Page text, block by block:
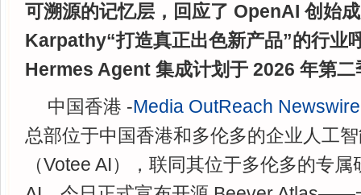
可溯源的记忆层，回应了 OpenAI 创始
Karpathy“打造真正出色新产品”的行业
Hermes Agent 集成计划于 2026 年第二
中国香港 -Media OutReach Newswire
总部位于中国香港和多伦多的企业人工
（Votee AI），联同其位于多伦多的专